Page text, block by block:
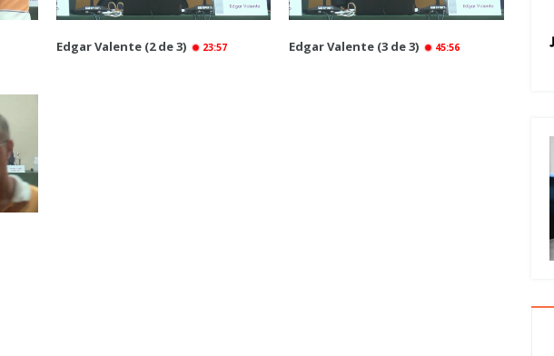
Edgar Valente (2 de 3) 23:57 Edgar Valente (3 de 3) 45:56